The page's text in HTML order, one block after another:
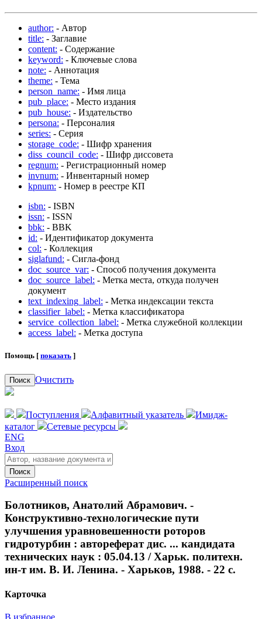
author: - Автор
title: - Заглавие
content: - Содержание
keyword: - Ключевые слова
note: - Аннотация
theme: - Тема
person_name: - Имя лица
pub_place: - Место издания
pub_house: - Издательство
persona: - Персоналия
series: - Серия
storage_code: - Шифр хранения
diss_council_code: - Шифр диссовета
regnum: - Регистрационный номер
invnum: - Инвентарный номер
kpnum: - Номер в реестре КП
isbn: - ISBN
issn: - ISSN
bbk: - BBK
id: - Идентификатор документа
col: - Коллекция
siglafund: - Сигла-фонд
doc_source_var: - Способ получения документа
doc_source_label: - Метка места, откуда получен
документ
text_indexing_label: - Метка индексации текста
classifier_label: - Метка классификатора
service_collection_label: - Метка служебной коллекции
access_label: - Метка доступа
Помощь [ показать ]
Поиск Очистить
Поступления Алфавитный указатель
Имидж-
каталог
Сетевые ресурсы
ENG
Вход
Поиск
Расширенный поиск
Болотников, Анатолий Абрамович. -
Конструктивно-технологические пути
улучшения уравновешенности роторов
гидротурбин : автореферат дис. ... кандидата
технических наук : 05.04.13 / Харьк. политехн.
ин-т им. В. И. Ленина. - Харьков, 1988. - 22 с.
Карточка
В избранное